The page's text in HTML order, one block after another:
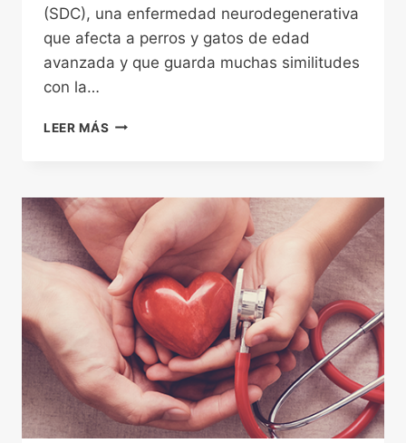
(SDC), una enfermedad neurodegenerativa
que afecta a perros y gatos de edad
avanzada y que guarda muchas similitudes
con la…
LEER MÁS SÍNDROME
(SDC)
EN
MASCOTAS